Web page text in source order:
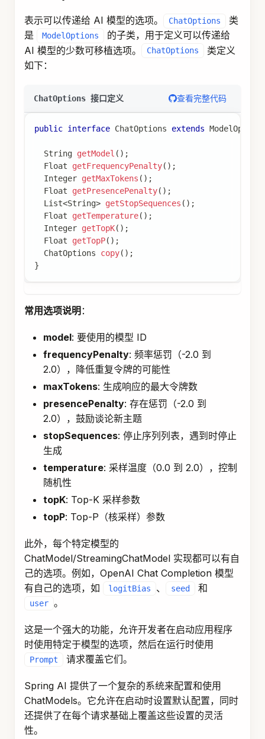
表示可以传递给 AI 模型的选项。 ChatOptions
类
是
ModelOptions
的子类，用于定义可以传递给
AI 模型的少数可移植选项。
ChatOptions
类定义
如下：
ChatOptions 接口定义 查看完整代码
public interface ChatOptions extends
String getModel ( ) ;
Float
getFrequencyPenalty( ) ;
Integer getMaxTokens ( ) ;
Float
getPresencePenalty( ) ;
List<String> getStopSequences ( ) ;
Float
getTemperature( ) ;
Integer getTopK( ) ;
Float
getTopP( ) ;
ChatOptions
copy( ) ;
}
常用选项说明：
model: 要使用的模型 ID
frequencyPenalty: 频率惩罚（-2.0 到
2.0），降低重复令牌的可能性
maxTokens: 生成响应的最大令牌数
presencePenalty: 存在惩罚（-2.0 到
2.0），鼓励谈论新主题
stopSequences: 停止序列列表，遇到时停止
生成
temperature: 采样温度（0.0 到 2.0），控制
随机性
topK: Top-K 采样参数
topP: Top-P（核采样）参数
此外，每个特定模型的
ChatModel/StreamingChatModel 实现都可以有自
己的选项。例如，OpenAI Chat Completion 模型
有自己的选项，如
logitBias 、 seed 和
user 。
这是一个强大的功能，允许开发者在启动应用程序
时使用特定于模型的选项，然后在运行时使用
Prompt 请求覆盖它们。
Spring AI 提供了一个复杂的系统来配置和使用
ChatModels。它允许在启动时设置默认配置，同时
还提供了在每个请求基础上覆盖这些设置的灵活
性。